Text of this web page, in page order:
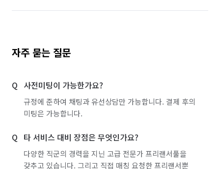
자주 묻는 질문
사전미팅이 가능한가요?
규정에 준하여 채팅과 유선상담만 가능합니다. 결제 후의
미팅은 가능합니다.
타 서비스 대비 장점은 무엇인가요?
다양한 직군의 경력을 지닌 고급 전문가 프리랜서풀을
갖추고 있습니다. 그리고 직접 매칭 요청한 프리랜서뿐